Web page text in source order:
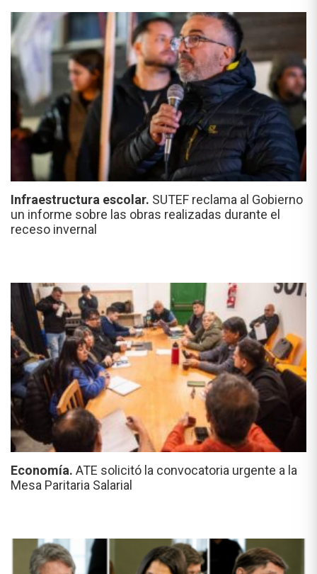
Infraestructura escolar. SUTEF reclama al Gobierno
un informe sobre las obras realizadas durante el
receso invernal
Economía. ATE solicitó la convocatoria urgente a la
Mesa Paritaria Salarial